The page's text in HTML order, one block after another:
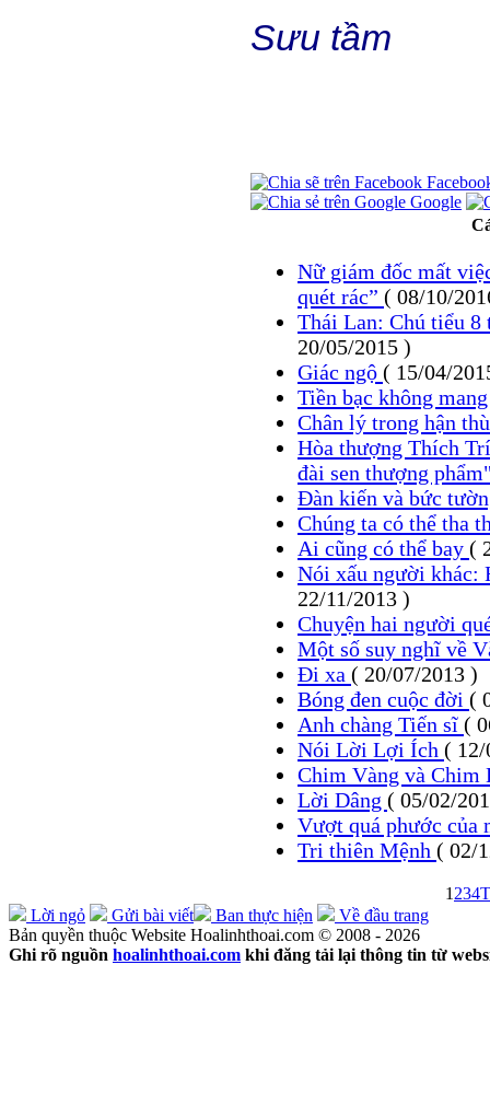
Sưu tầm
Google
Nữ giám đốc mất
quét rác” ( 08/10/
Thái Lan: Chú tiểu
20/05/2015 )
Giác ngộ ( 15/04/
Tiền bạc không
Chân lý trong hận
Hòa thượng Thích
đài sen thượng
Đàn kiến và bức
Chúng ta có thể tha
Ai cũng có thể bay (
Nói xấu người khác:
22/11/2013 )
Chuyện hai người
Một số suy nghĩ về
Đi xa ( 20/07/2013 )
Bóng đen cuộc đời (
Anh chàng Tiến sĩ (
Nói Lời Lợi Ích ( 12/
Chim Vàng và Chim
Lời Dâng ( 05/02/
Vượt quá phước của
Tri thiên Mệnh ( 02/
1 234
Lời ngỏ
Gửi bài viết Ban thực hiện
Về đầu trang
Bản quyền thuộc Website Hoalinhthoai.com © 2008 - 2026
Ghi rõ nguồn hoalinhthoai.com khi đăng tải lại thông tin từ